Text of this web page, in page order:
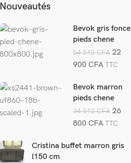
Nouveautés
Bevok gris fonce
pieds chene
54 512CFA 22
900 CFA TTC
Bevok marron
pieds chene
34 512CFA 26
800 CFA TTC
Cristina buffet marron gris
l150 cm